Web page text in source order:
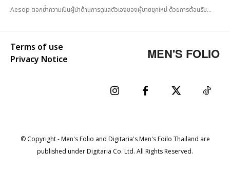
Aesop ตอกย้ำความเป็นผู้นำด้านการดูแลตัวเองของผู้ชายยุคใหม่ ด้วยการต้อนรับ...
Terms of use
Privacy Notice
MEN'S FOLIO
© Copyright - Men's Folio and Digitaria's Men's Foilo Thailand are
published under Digitaria Co. Ltd. All Rights Reserved.